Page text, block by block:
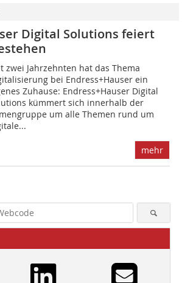
Digital Solutions feiert
zwei Jahrzehnten hat das Thema
bei Endress+Hauser ein
Zuhause: Endress+Hauser Digital
kümmert sich innerhalb der
um alle Themen rund um
mehr